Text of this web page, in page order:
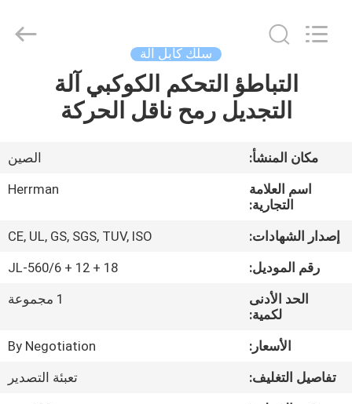
مسكن
معلومات
جولة
مراقبة
الجودة
Machinery
Co.,ltd.
سلك كابل آلة
التباطؤ التحكم الكوكبي آلة
التجديل رمح ناقل الحركة
مكان المنشأ:
الصين
اسم العلامة
التجارية:
Herrman
إصدار الشهادات:
CE, UL, GS, SGS, TUV, ISO
رقم الموديل:
JL-560/6 + 12 + 18
الحد الأدنى
لكمية:
1 مجموعة
الأسعار:
By Negotiation
تفاصيل التغليف:
تعبئة التصدير